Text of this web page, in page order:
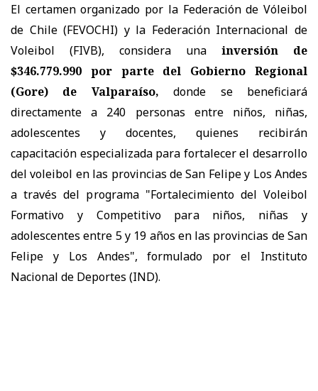
El certamen organizado por la Federación de Vóleibol
de Chile (FEVOCHI) y la Federación Internacional de
Voleibol (FIVB), considera una
inversión de
$346.779.990 por parte del Gobierno Regional
(Gore) de Valparaíso,
donde se beneficiará
directamente a 240 personas entre niños, niñas,
adolescentes y docentes, quienes recibirán
capacitación especializada para fortalecer el desarrollo
del voleibol en las provincias de San Felipe y Los Andes
a través del programa "Fortalecimiento del Voleibol
Formativo y Competitivo para niños, niñas y
adolescentes entre 5 y 19 años en las provincias de San
Felipe y Los Andes", formulado por el Instituto
Nacional de Deportes (IND).